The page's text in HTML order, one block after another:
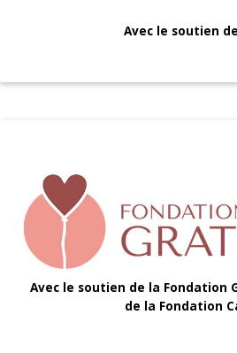
Avec le soutien
Avec le soutien de la Fondation
de la Fondation